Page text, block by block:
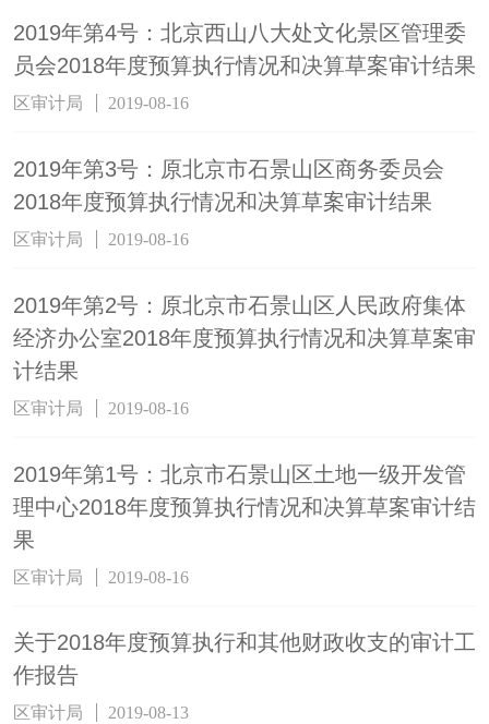
2019年第4号：北京西山八大处文化景区管理委
员会2018年度预算执行情况和决算草案审计结果
区审计局 2019-08-16
2019年第3号：原北京市石景山区商务委员会
2018年度预算执行情况和决算草案审计结果
区审计局 2019-08-16
2019年第2号：原北京市石景山区人民政府集体
经济办公室2018年度预算执行情况和决算草案审
计结果
区审计局 2019-08-16
2019年第1号：北京市石景山区土地一级开发管
理中心2018年度预算执行情况和决算草案审计结
果
区审计局 2019-08-16
关于2018年度预算执行和其他财政收支的审计工
作报告
区审计局 2019-08-13